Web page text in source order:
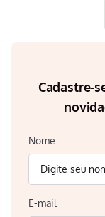
Cadastre-
Nome
E-mail